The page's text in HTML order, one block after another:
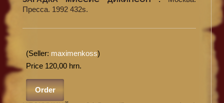
Пресса. 1992 432s.
(Seller: maximenkoss)
Price 120,00 hrn.
Order